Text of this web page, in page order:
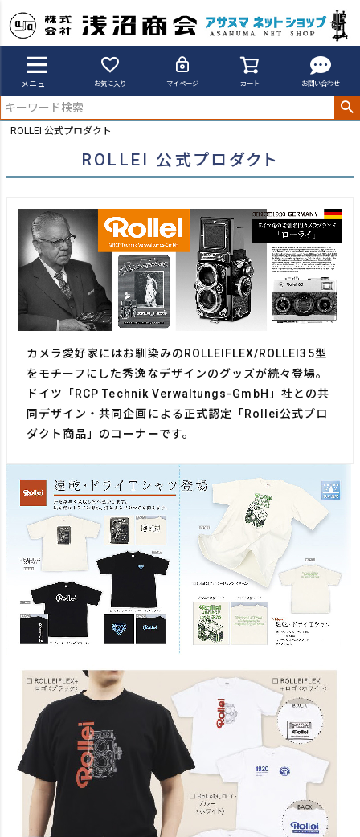
メニュー お気に入り マイページ カート お問い合わせ
ROLLEI 公式プロダクト
ROLLEI 公式プロダクト
カメラ愛好家にはお馴染みのROLLEIFLEX/ROLLEI35型
をモチーフにした秀逸なデザインのグッズが続々登場。
ドイツ​「RCP Technik Verwaltungs-GmbH」社との​共
同デザイン・共同企画による正式認定「​Rollei公式プロ
ダクト商品」のコーナーです。